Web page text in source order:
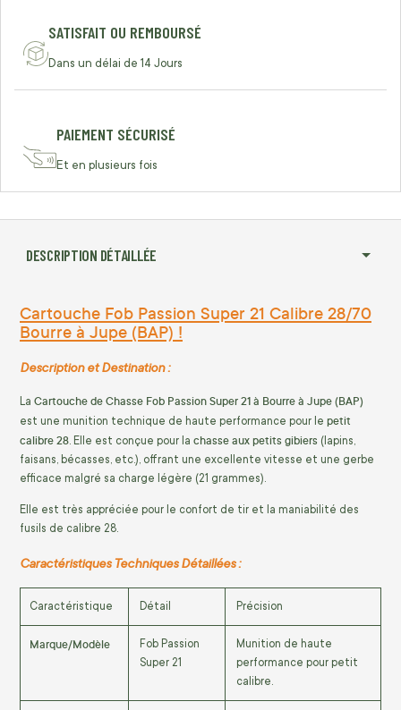
SATISFAIT OU REMBOURSÉ
Dans un délai de 14 Jours
PAIEMENT SÉCURISÉ
Et en plusieurs fois
DESCRIPTION DÉTAILLÉE
Cartouche Fob Passion Super 21 Calibre 28/70
Bourre à Jupe (BAP) !
Description et Destination :
La Cartouche de Chasse Fob Passion Super 21 à Bourre à Jupe (BAP)
est une munition technique de haute performance pour le petit
calibre 28. Elle est conçue pour la chasse aux petits gibiers (lapins,
faisans, bécasses, etc.), offrant une excellente vitesse et une gerbe
efficace malgré sa charge légère (21 grammes).
Elle est très appréciée pour le confort de tir et la maniabilité des
fusils de calibre 28.
Caractéristiques Techniques Détaillées :
Caractéristique Détail Précision
Marque/Modèle
Fob Passion
Super 21
Munition de haute
performance pour petit
calibre.